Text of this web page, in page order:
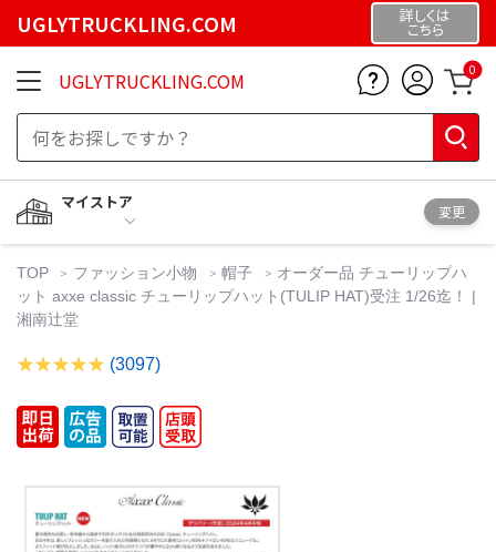
UGLYTRUCKLING.COM 詳しくは
こちら
UGLYTRUCKLING.COM 0
マイストア
変更
TOP ファッション小物 帽子
オーダー品 チューリップハ
ット axxe classic チューリップハット(TULIP HAT)受注 1/26迄！ |
湘南辻堂
(3097)